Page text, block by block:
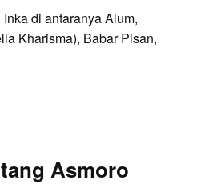
di antaranya Alum,
Kharisma), Babar Pisan,
Asmoro